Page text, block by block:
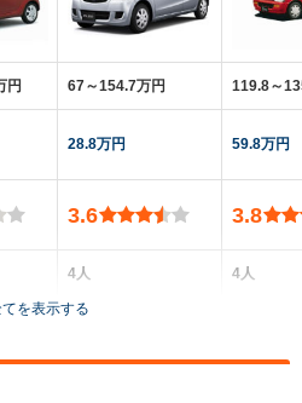
円 67～154.7万円
28.8万円
3.6
4人
3～5ドア
119.8～
59.8万円
3.8
4人
を表示する